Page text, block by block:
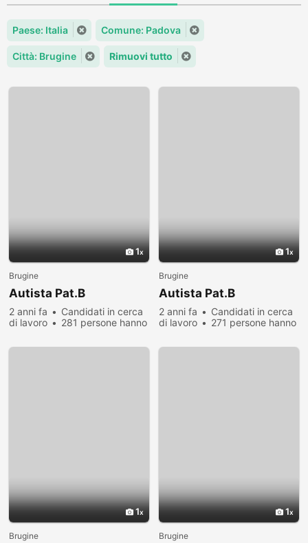
Paese: Italia Comune: Padova
Città: Brugine Rimuovi tutto
1
Brugine
Autista Pat.B
2 anni fa
Candidati in cerca
di lavoro
281 persone hanno
1
Brugine
Autista Pat.B
2 anni fa
Candidati in cerca
di lavoro
271 persone hanno
1
Brugine
1
Brugine